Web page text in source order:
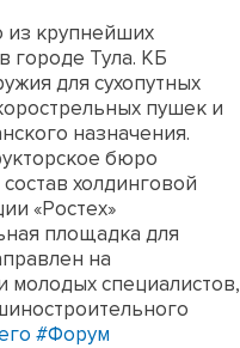
из крупнейших
городе Тула. КБ
для сухопутных
пушек и
назначения.
бюро
холдинговой
«Ростех»
площадка для
на
специалистов,
#Форум